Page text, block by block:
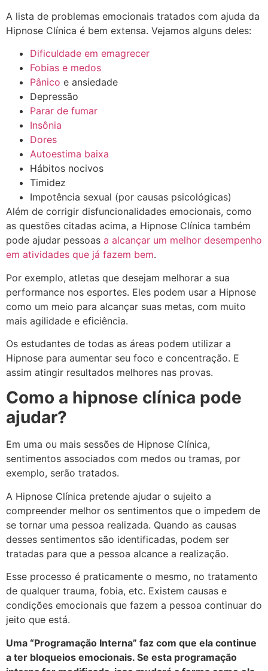
A lista de problemas emocionais tratados com ajuda da
Hipnose Clínica é bem extensa. Vejamos alguns deles:
Dificuldade em emagrecer
Fobias e medos
Pânico e ansiedade
Depressão
Parar de fumar
Insônia
Dores
Autoestima baixa
Hábitos nocivos
Timidez
Impotência sexual (por causas psicológicas)
Além de corrigir disfuncionalidades emocionais, como
as questões citadas acima, a Hipnose Clínica também
pode ajudar pessoas a alcançar um melhor desempenho
em atividades que já fazem bem.
Por exemplo, atletas que desejam melhorar a sua
performance nos esportes. Eles podem usar a Hipnose
como um meio para alcançar suas metas, com muito
mais agilidade e eficiência.
Os estudantes de todas as áreas podem utilizar a
Hipnose para aumentar seu foco e concentração. E
assim atingir resultados melhores nas provas.
Como a hipnose clínica pode
ajudar?
Em uma ou mais sessões de Hipnose Clínica,
sentimentos associados com medos ou tramas, por
exemplo, serão tratados.
A Hipnose Clínica pretende ajudar o sujeito a
compreender melhor os sentimentos que o impedem de
se tornar uma pessoa realizada. Quando as causas
desses sentimentos são identificadas, podem ser
tratadas para que a pessoa alcance a realização.
Esse processo é praticamente o mesmo, no tratamento
de qualquer trauma, fobia, etc. Existem causas e
condições emocionais que fazem a pessoa continuar do
jeito que está.
Uma “Programação Interna” faz com que ela continue
a ter bloqueios emocionais. Se esta programação